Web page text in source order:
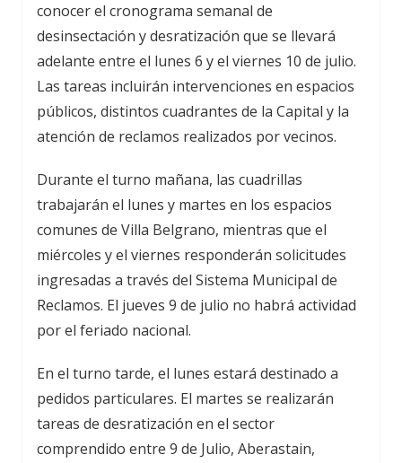
conocer el cronograma semanal de
desinsectación y desratización que se llevará
adelante entre el lunes 6 y el viernes 10 de julio.
Las tareas incluirán intervenciones en espacios
públicos, distintos cuadrantes de la Capital y la
atención de reclamos realizados por vecinos.
Durante el turno mañana, las cuadrillas
trabajarán el lunes y martes en los espacios
comunes de Villa Belgrano, mientras que el
miércoles y el viernes responderán solicitudes
ingresadas a través del Sistema Municipal de
Reclamos. El jueves 9 de julio no habrá actividad
por el feriado nacional.
En el turno tarde, el lunes estará destinado a
pedidos particulares. El martes se realizarán
tareas de desratización en el sector
comprendido entre 9 de Julio, Aberastain,